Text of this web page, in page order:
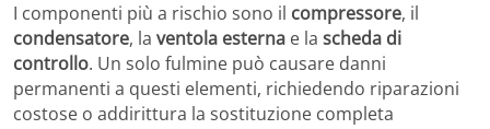
I componenti più a rischio sono il compressore, il
condensatore, la ventola esterna e la scheda di
controllo. Un solo fulmine può causare danni
permanenti a questi elementi, richiedendo riparazioni
costose o addirittura la sostituzione completa